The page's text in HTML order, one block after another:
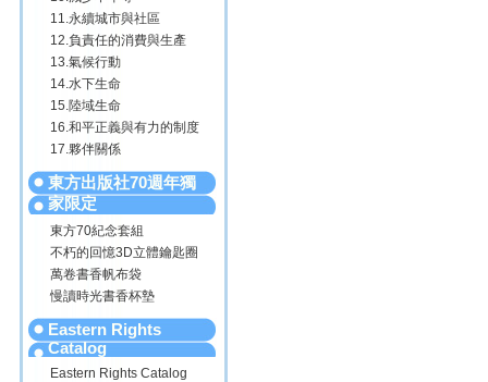
11.永續城市與社區
12.負責任的消費與生產
13.氣候行動
14.水下生命
15.陸域生命
16.和平正義與有力的制度
17.夥伴關係
東方出版社70週年獨
家限定
東方70紀念套組
不朽的回憶3D立體鑰匙圈
萬卷書香帆布袋
慢讀時光書香杯墊
Eastern Rights
Catalog
Eastern Rights Catalog